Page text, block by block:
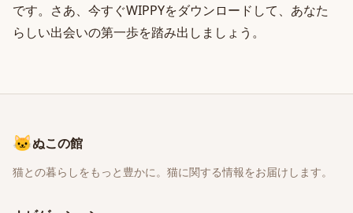
です。さあ、今すぐWIPPYをダウンロードして、あなた
らしい出会いの第一歩を踏み出しましょう。
🐱ぬこの館
猫との暮らしをもっと豊かに。猫に関する情報をお届けします。